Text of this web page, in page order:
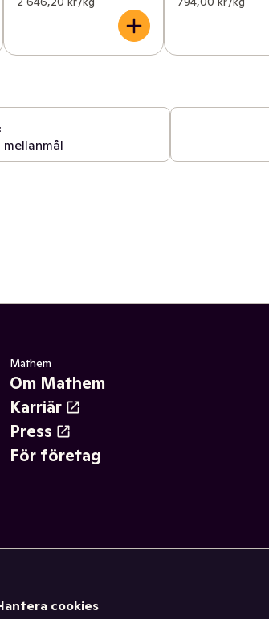
Mathem
Om Mathem
Karriär
Press
För företag
cookies